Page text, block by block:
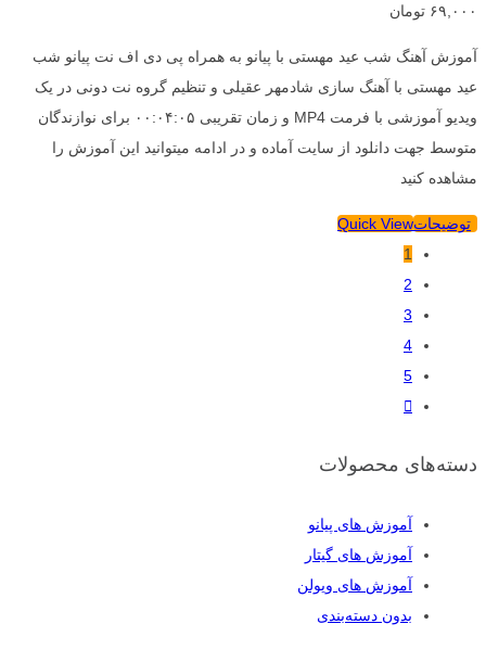
۶۹,۰۰۰ تومان
آموزش آهنگ شب عید مهستی با پیانو به همراه پی دی اف نت پیانو شب
عید مهستی با آهنگ سازی شادمهر عقیلی و تنظیم گروه نت دونی در یک
ویدیو آموزشی با فرمت MP4 و زمان تقریبی ۰۰:۰۴:۰۵ برای نوازندگان
متوسط جهت دانلود از سایت آماده و در ادامه میتوانید این آموزش را
مشاهده کنید
توضیحاتQuick View
1
2
3
4
5
دسته‌های محصولات
آموزش های پیانو
آموزش های گیتار
آموزش های ویولن
بدون دسته‌بندی